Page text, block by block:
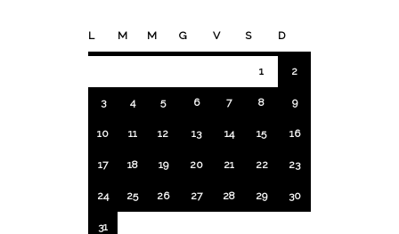
L M M G V S D
1 2
3 4 5 6 7 8 9
10 11 12 13 14 15 16
17 18 19 20 21 22 23
24 25 26 27 28 29 30
31